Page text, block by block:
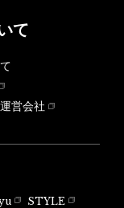
て
運営会社
STYLE